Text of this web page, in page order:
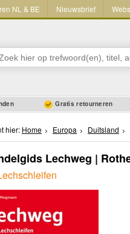
NL & BE Nieuwsbrief
Gratis retourneren
hier: Home Europa Duitsland
Lechweg |